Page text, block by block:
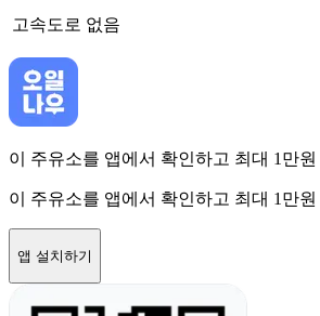
고속도로 없음
이 주유소를 앱에서 확인하고 최대 1만
이 주유소를 앱에서 확인하고 최대 1만
앱 설치하기